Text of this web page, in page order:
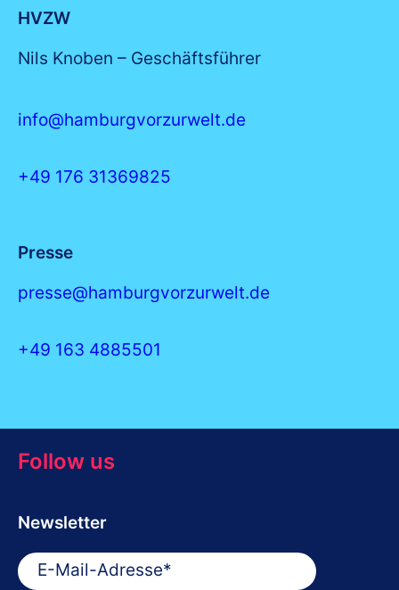
HVZW
Nils Knoben – Geschäftsführer
info@hamburgvorzurwelt.de
+49 176 31369825
Presse
presse@hamburgvorzurwelt.de
+49 163 4885501
Follow us
Newsletter